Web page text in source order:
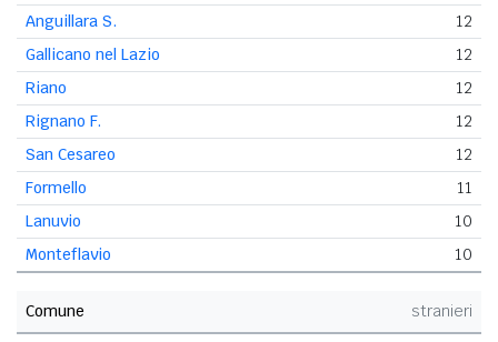
Anguillara S.
12
Gallicano nel Lazio
12
Riano
12
Rignano F.
12
San Cesareo
12
Formello
11
Lanuvio
10
Monteflavio
10
Comune
stranieri